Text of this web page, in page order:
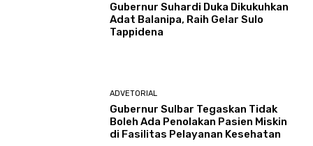
Gubernur Suhardi Duka Dikukuhkan
Adat Balanipa, Raih Gelar Sulo
Tappidena
ADVETORIAL
Gubernur Sulbar Tegaskan Tidak
Boleh Ada Penolakan Pasien Miskin
di Fasilitas Pelayanan Kesehatan